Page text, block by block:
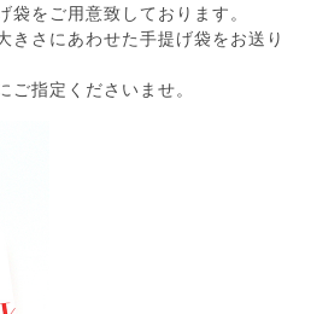
袋をご用意致しております。
きさにあわせた手提げ袋をお送り
ご指定くださいませ。